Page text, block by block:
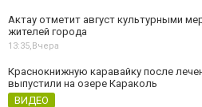
Актау отметит август культурными
жителей города
13:35,Вчера
Краснокнижную каравайку после
выпустили на озере Караколь
ВИДЕО